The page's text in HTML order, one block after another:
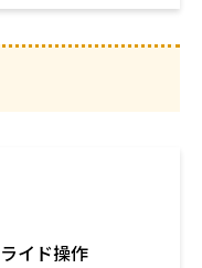
イド操作